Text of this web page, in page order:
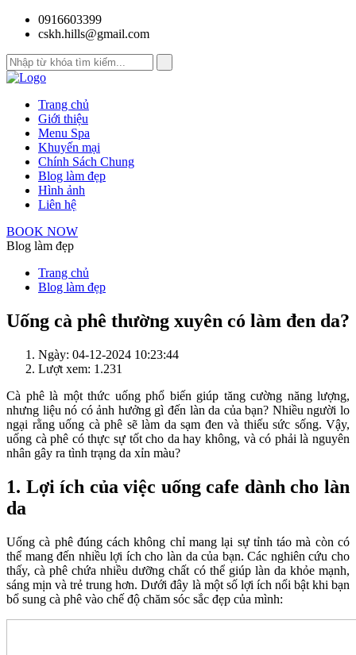
0916603399
cskh.hills@gmail.com
Trang chủ
Giới thiệu
Menu Spa
Khuyến mại
Chính Sách Chung
Blog làm đẹp
Hình ảnh
Liên hệ
BOOK NOW
Blog làm đẹp
Trang chủ
Blog làm đẹp
Uống cà phê thường xuyên có làm đen da?
Ngày: 04-12-2024 10:23:44
Lượt xem: 1.231
Cà phê là một thức uống phổ biến giúp tăng cường năng lượng,
nhưng liệu nó có ảnh hưởng gì đến làn da của bạn? Nhiều người lo
ngại rằng uống cà phê sẽ làm da sạm đen và thiếu sức sống. Vậy,
uống cà phê có thực sự tốt cho da hay không, và có phải là nguyên
nhân gây ra tình trạng da xỉn màu?
1. Lợi ích của việc uống cafe dành cho làn
da
Uống cà phê đúng cách không chỉ mang lại sự tỉnh táo mà còn có
thể mang đến nhiều lợi ích cho làn da của bạn. Các nghiên cứu cho
thấy, cà phê chứa nhiều dưỡng chất có thể giúp làn da khỏe mạnh,
sáng mịn và trẻ trung hơn. Dưới đây là một số lợi ích nổi bật khi bạn
bổ sung cà phê vào chế độ chăm sóc sắc đẹp của mình: